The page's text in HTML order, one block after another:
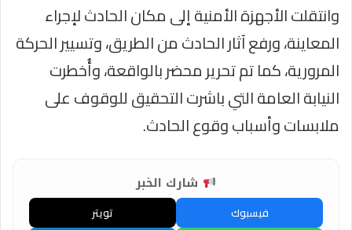
وانتقلت الأجهزة الأمنية إلى مكان الحادث لإجراء
المعاينة، ورفع آثار الحادث من الطريق، وتسيير الحركة
المرورية، كما تم تحرير محضر بالواقعة، وأُخطرت
النيابة العامة التي باشرت التحقيق للوقوف على
ملابسات وأسباب وقوع الحادث.
شارك الخبر
فيسبوك
تويتر